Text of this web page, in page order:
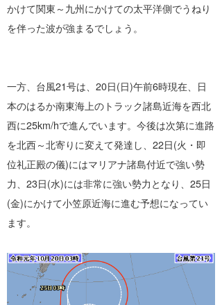
かけて関東～九州にかけての太平洋側でうねり
を伴った波が強まるでしょう。
一方、台風21号は、20日(日)午前6時現在、日
本のはるか南東海上のトラック諸島近海を西北
西に25km/hで進んでいます。今後は次第に進路
を北西～北寄りに変えて発達し、22日(火・即
位礼正殿の儀)にはマリアナ諸島付近で強い勢
力、23日(水)には非常に強い勢力となり、25日
(金)にかけて小笠原近海に進む予想になってい
ます。